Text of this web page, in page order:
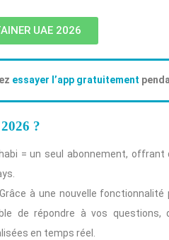
UAE 2026
essayer l’app gratuitement
?
= un seul abonnement, offrant
Grâce à une nouvelle fonctionnalité
de répondre à vos questions,
en temps réel.